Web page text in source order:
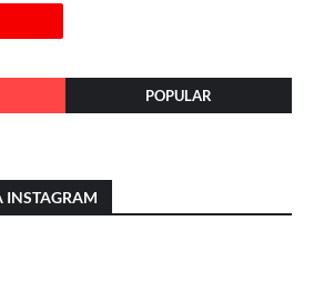
POPULAR
INSTAGRAM